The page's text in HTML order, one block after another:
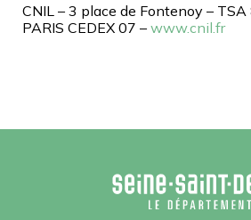
CNIL – 3 place de Fontenoy –
PARIS CEDEX 07 – www.cnil.fr